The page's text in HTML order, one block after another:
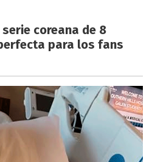
coreana de 8
para los fans